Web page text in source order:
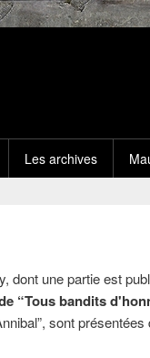
Les archives
dont une partie est
“Tous bandits
sont